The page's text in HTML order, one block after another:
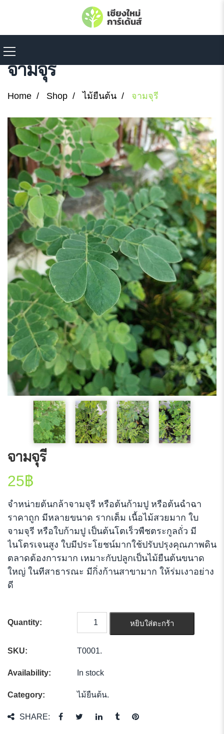
จามจุรี
Home Shop ไม้ยืนต้น จามจุรี
จามจุรี
25฿
จำหน่ายต้นกล้าจามจุรี หรือต้นก้ามปู หรือต้นฉำฉา
ราคาถูก มีหลายขนาด รากเต็ม เนื้อไม้สวยมาก ใบ
จามจุรี หรือใบก้ามปู เป็นต้นโตเร็วพืชตระกูลถั่ว มี
ไนโตรเจนสูง ใบมีประโยชน์มากใช้ปรับปรุงคุณภาพดิน
ตลาดต้องการมาก เหมาะกับปลูกเป็นไม้ยืนต้นขนาด
ใหญ่ ในทีสาธารณะ มีกิ่งก้านสาขามาก ให้ร่มเงาอย่าง
ดี
Quantity: หยิบใส่ตะกร้า
SKU: T0001.
Availability: In stock
Category: ไม้ยืนต้น.
SHARE: